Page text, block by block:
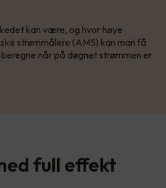
kan være, og hvor høye
strømmålere (AMS) kan man få
når på døgnet strømmen er
full effekt